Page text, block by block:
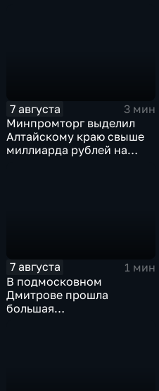
7 августа
3 мин
Минпромторг выделил
Алтайскому краю свыше
миллиарда рублей на
7 августа
1 мин
В подмосковном
Дмитрове прошла
большая